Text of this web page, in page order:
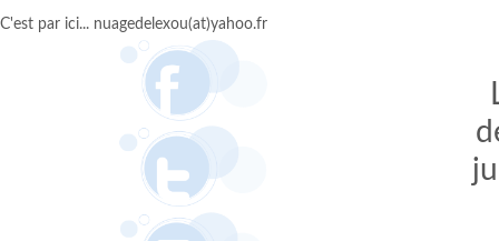
C'est par ici... nuagedelexou(at)yahoo.fr